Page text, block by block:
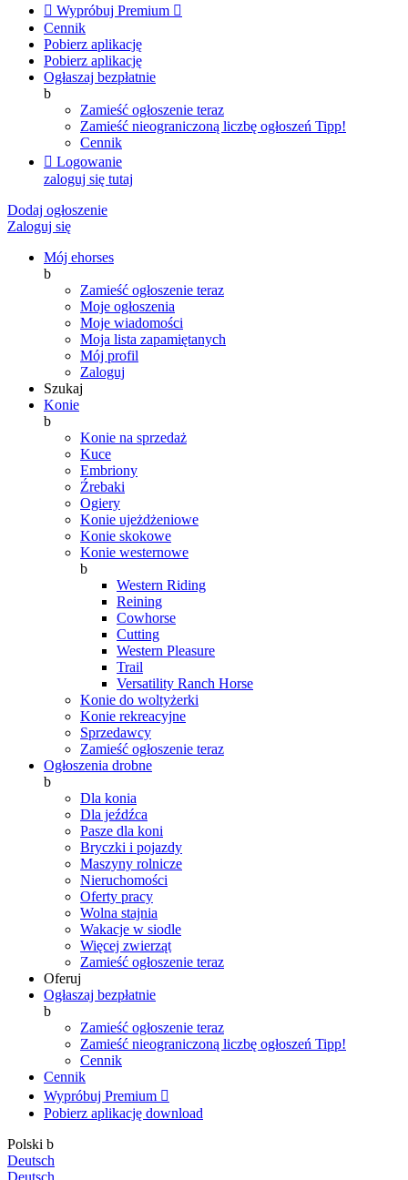
 Wypróbuj Premium 
Cennik
Pobierz aplikację
Pobierz aplikację
Ogłaszaj bezpłatnie
b
Zamieść ogłoszenie teraz
Zamieść nieograniczoną liczbę ogłoszeń Tipp!
Cennik
 Logowanie
zaloguj się tutaj
Dodaj ogłoszenie
Zaloguj się
Mój ehorses
b
Zamieść ogłoszenie teraz
Moje ogłoszenia
Moje wiadomości
Moja lista zapamiętanych
Mój profil
Zaloguj
Szukaj
Konie
b
Konie na sprzedaż
Kuce
Embriony
Źrebaki
Ogiery
Konie ujeżdżeniowe
Konie skokowe
Konie westernowe
b
Western Riding
Reining
Cowhorse
Cutting
Western Pleasure
Trail
Versatility Ranch Horse
Konie do woltyżerki
Konie rekreacyjne
Sprzedawcy
Zamieść ogłoszenie teraz
Ogłoszenia drobne
b
Dla konia
Dla jeźdźca
Pasze dla koni
Bryczki i pojazdy
Maszyny rolnicze
Nieruchomości
Oferty pracy
Wolna stajnia
Wakacje w siodle
Więcej zwierząt
Zamieść ogłoszenie teraz
Oferuj
Ogłaszaj bezpłatnie
b
Zamieść ogłoszenie teraz
Zamieść nieograniczoną liczbę ogłoszeń Tipp!
Cennik
Cennik
Wypróbuj Premium 
Pobierz aplikację download
Polski b
Deutsch
Deutsch